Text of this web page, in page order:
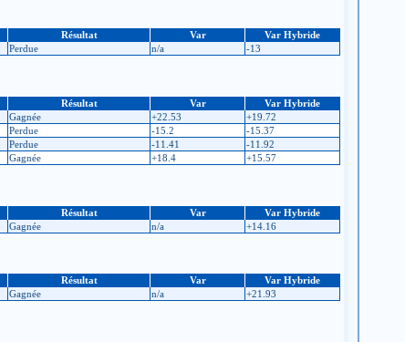
Résultat Var
Var Hybride
Perdue n/a -13
Résultat Var
Var Hybride
Gagnée +22.53
+19.72
Perdue -15.2
-15.37
Perdue -11.41
-11.92
Gagnée +18.4 +15.57
Résultat Var
Var Hybride
Gagnée n/a +14.16
Résultat Var
Var Hybride
Gagnée n/a +21.93